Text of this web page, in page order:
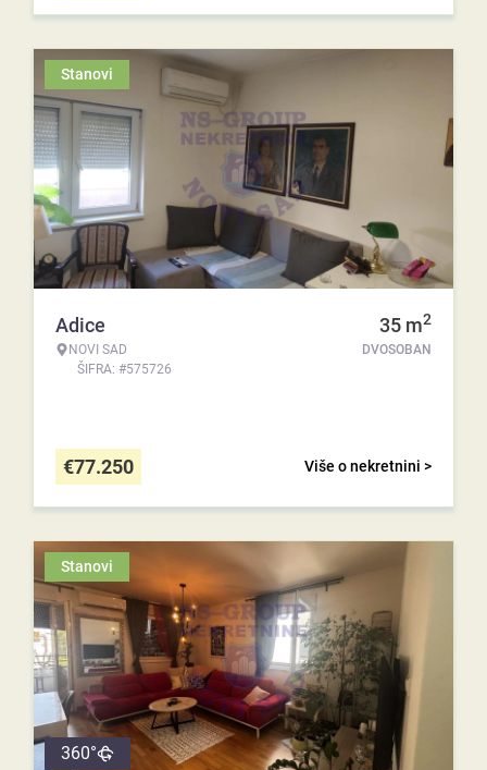
Stanovi
Adice
NOVI SAD
ŠIFRA: #575726
35 m2
DVOSOBAN
Više o nekretnini >
€77.250
Stanovi
360°